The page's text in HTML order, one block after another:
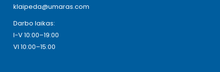
klaipeda@umaras.com
Darbo laikas:
I-V 10:00–19:00
VI 10:00–15:00